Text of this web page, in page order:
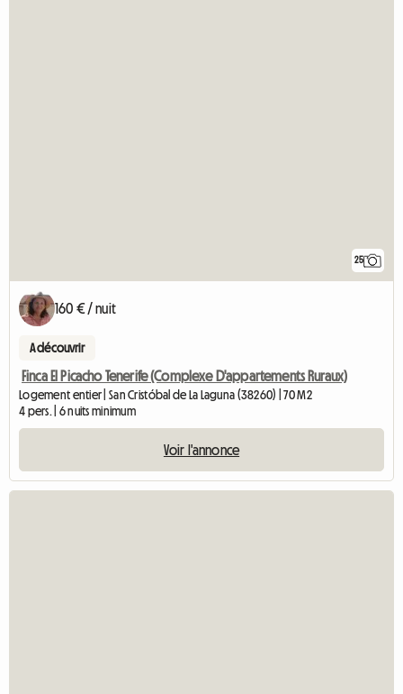
25
160 € / nuit
A découvrir
Finca El Picacho Tenerife (Complexe D'appartements Ruraux)
Logement entier | San Cristóbal de La Laguna (38260) | 70 M2
4 pers. | 6 nuits minimum
Voir l'annonce